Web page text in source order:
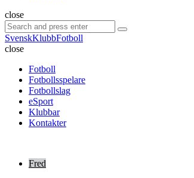
Search
close
Search
for:
Search
SvenskKlubbFotboll
close
Fotboll
Fotbollsspelare
Fotbollslag
eSport
Klubbar
Kontakter
Fred